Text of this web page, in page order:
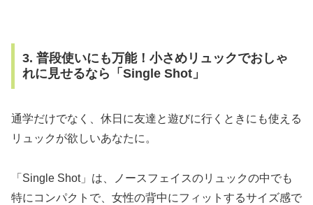
3. 普段使いにも万能！小さめリュックでおしゃ
れに見せるなら「Single Shot」
通学だけでなく、休日に友達と遊びに行くときにも使える
リュックが欲しいあなたに。
「Single Shot」は、ノースフェイスのリュックの中でも
特にコンパクトで、女性の背中にフィットするサイズ感で